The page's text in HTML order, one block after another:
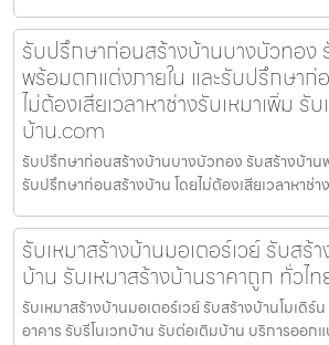
รับปรึกษาก่อนสร้างบ้านบางบัวทอง
พร้อมตกแต่งภายใน และรับปรึกษาก่
ไม่ต้องเสียเวลาหาช่างรับเหมาเพิ่ม รั
บ้าน.com
รับปรึกษาก่อนสร้างบ้านบางบัวทอง รับสร้างบ้าน
รับปรึกษาก่อนสร้างบ้าน โดยไม่ต้องเสียเวลาหาช่า
รับเหมาสร้างบ้านมอเตอร์เวย์ รับสร้
บ้าน รับเหมาสร้างบ้านราคาถูก ทั่วไท
รับเหมาสร้างบ้านมอเตอร์เวย์ รับสร้างบ้านโมเดิร์
อาคาร รับรีโนเวทบ้าน รับต่อเติมบ้าน บริการออก